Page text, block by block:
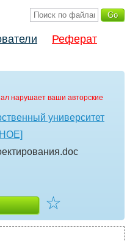
Реферат
нарушает ваши авторские
университет
.doc
☆